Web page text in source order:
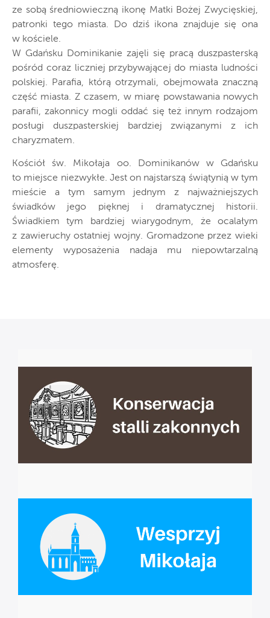
ze sobą średniowieczną ikonę Matki Bożej Zwycięskiej,
patronki tego miasta. Do dziś ikona znajduje się ona
w kościele.
W Gdańsku Dominikanie zajęli się pracą duszpasterską
pośród coraz liczniej przybywającej do miasta ludności
polskiej. Parafia, którą otrzymali, obejmowała znaczną
część miasta. Z czasem, w miarę powstawania nowych
parafii, zakonnicy mogli oddać się też innym rodzajom
posługi duszpasterskiej bardziej związanymi z ich
charyzmatem.
Kościół św. Mikołaja oo. Dominikanów w Gdańsku
to miejsce niezwykłe. Jest on najstarszą świątynią w tym
mieście a tym samym jednym z najważniejszych
świadków jego pięknej i dramatycznej historii.
Świadkiem tym bardziej wiarygodnym, że ocalałym
z zawieruchy ostatniej wojny. Gromadzone przez wieki
elementy wyposażenia nadaja mu niepowtarzalną
atmosferę.